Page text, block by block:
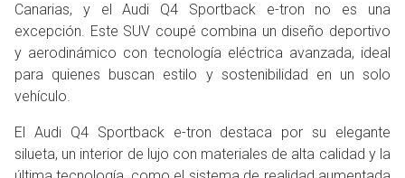
Canarias, y el Audi Q4 Sportback e-tron no es una
excepción. Este SUV coupé combina un diseño deportivo
y aerodinámico con tecnología eléctrica avanzada, ideal
para quienes buscan estilo y sostenibilidad en un solo
vehículo.
El Audi Q4 Sportback e-tron destaca por su elegante
silueta, un interior de lujo con materiales de alta calidad y la